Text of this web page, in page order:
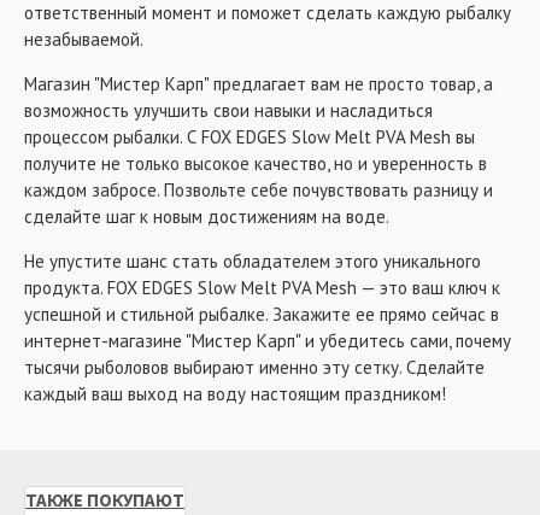
ответственный момент и поможет сделать каждую рыбалку
незабываемой.
Магазин "Мистер Карп" предлагает вам не просто товар, а
возможность улучшить свои навыки и насладиться
процессом рыбалки. С FOX EDGES Slow Melt PVA Mesh вы
получите не только высокое качество, но и уверенность в
каждом забросе. Позвольте себе почувствовать разницу и
сделайте шаг к новым достижениям на воде.
Не упустите шанс стать обладателем этого уникального
продукта. FOX EDGES Slow Melt PVA Mesh — это ваш ключ к
успешной и стильной рыбалке. Закажите ее прямо сейчас в
интернет-магазине "Мистер Карп" и убедитесь сами, почему
тысячи рыболовов выбирают именно эту сетку. Сделайте
каждый ваш выход на воду настоящим праздником!
ТАКЖЕ ПОКУПАЮТ